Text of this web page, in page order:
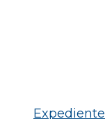
Expediente